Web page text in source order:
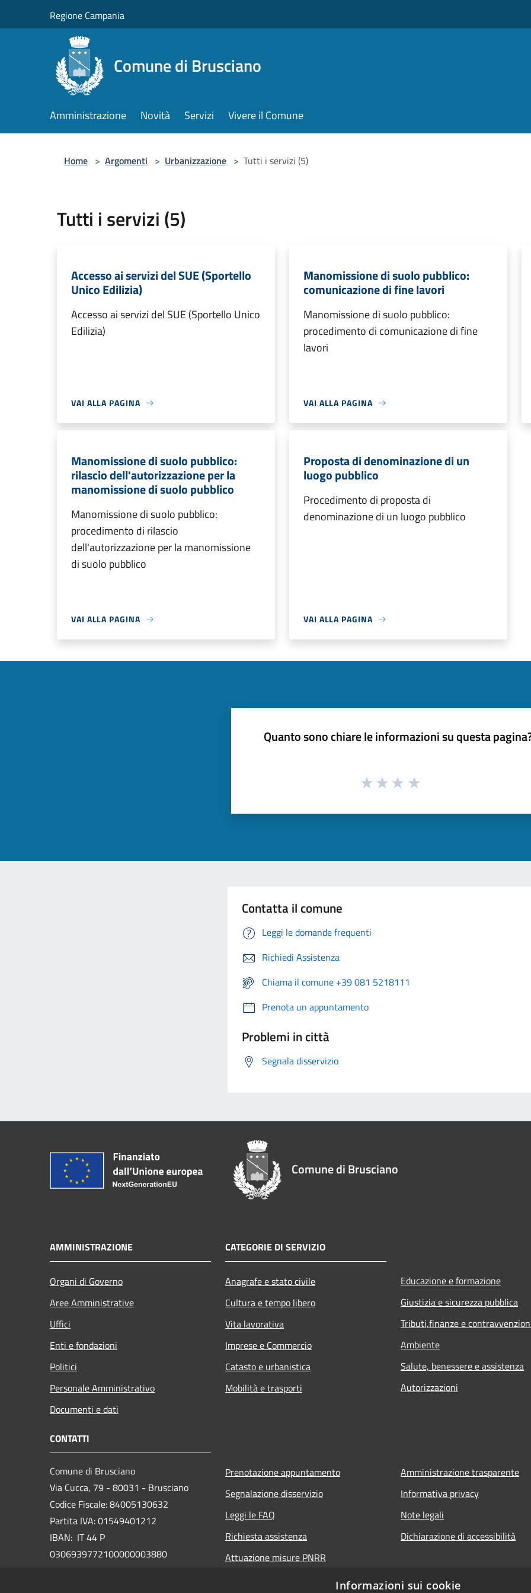
Regione Campania
Comune di Brusciano
Amministrazione Novità Servizi Vivere il Comune
Home > Argomenti > Urbanizzazione > Tutti i servizi (5)
Tutti i servizi (5)
Accesso ai servizi del SUE (Sportello
Unico Edilizia)
Accesso ai servizi del SUE (Sportello Unico
Edilizia)
VAI ALLA PAGINA
Manomissione di suolo pubblico:
comunicazione di fine lavori
Manomissione di suolo pubblico:
procedimento di comunicazione di fine
lavori
VAI ALLA PAGINA
Manomissione di suolo pubblico:
rilascio dell'autorizzazione per la
manomissione di suolo pubblico
Manomissione di suolo pubblico:
procedimento di rilascio
dell'autorizzazione per la manomissione
di suolo pubblico
VAI ALLA PAGINA
Proposta di denominazione di un
luogo pubblico
Procedimento di proposta di
denominazione di un luogo pubblico
VAI ALLA PAGINA
Quanto sono chiare le informazioni su questa
Contatta il comune
Leggi le domande frequenti
Richiedi Assistenza
Chiama il comune +39 081 5218111
Prenota un appuntamento
Problemi in città
Segnala disservizio
Comune di Brusciano
AMMINISTRAZIONE
Organi di Governo
Aree Amministrative
Uffici
Enti e fondazioni
Politici
Personale Amministrativo
Documenti e dati
CATEGORIE DI SERVIZIO
Anagrafe e stato civile
Cultura e tempo libero
Vita lavorativa
Imprese e Commercio
Catasto e urbanistica
Mobilità e trasporti
Educazione e formazione
Giustizia e sicurezza pubblica
Tributi,finanze e
Ambiente
Salute, benessere e assistenza
Autorizzazioni
CONTATTI
Comune di Brusciano
Via Cucca, 79 - 80031 - Brusciano
Codice Fiscale: 84005130632
Partita IVA: 01549401212
IBAN: IT 44 P
0306939772100000003880
Prenotazione appuntamento
Segnalazione disservizio
Leggi le FAQ
Richiesta assistenza
Attuazione misure PNRR
Amministrazione trasparente
Informativa privacy
Note legali
Dichiarazione di accessibilità
Informazioni sui cookie